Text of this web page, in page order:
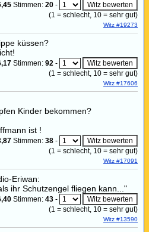
Stimmen: 20 -
(1 = schlecht, 10 = sehr gut)
Witz #19273
küssen?
Stimmen: 92 -
(1 = schlecht, 10 = sehr gut)
Witz #17606
Kinder bekommen?
ist !
Stimmen: 38 -
(1 = schlecht, 10 = sehr gut)
Witz #17091
Eriwan:
ihr Schutzengel fliegen kann..."
Stimmen: 43 -
(1 = schlecht, 10 = sehr gut)
Witz #13590